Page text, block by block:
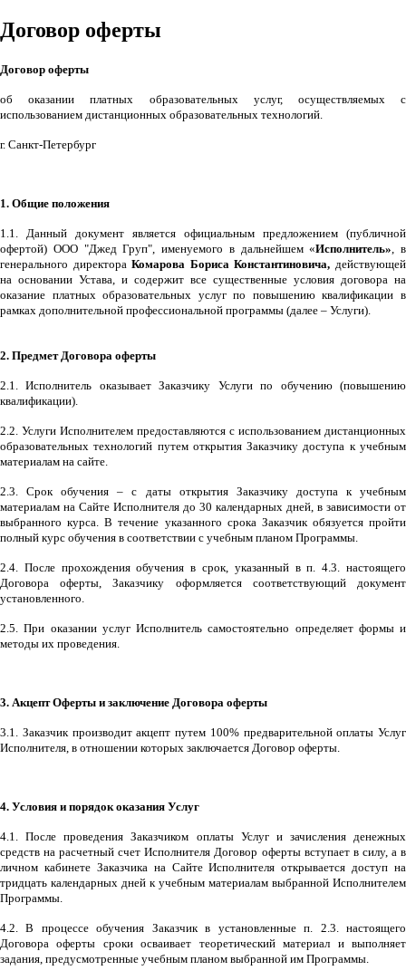
Договор оферты
Договор оферты
об оказании платных образовательных услуг, осуществляемых с
использованием дистанционных образовательных технологий.
г. Санкт-Петербург
1. Общие положения
1.1. Данный документ является официальным предложением (публичной
офертой) ООО "Джед Груп", именуемого в дальнейшем «Исполнитель» , в
генерального директораКомарова Бориса Константиновича, действующей
на основании Устава, и содержит все существенные условия договора на
оказание платных образовательных услуг по повышению квалификации в
рамках дополнительной профессиональной программы (далее – Услуги).
2. Предмет Договора оферты
2.1. Исполнитель оказывает Заказчику Услуги по обучению (повышению
квалификации).
2.2. Услуги Исполнителем предоставляются с использованием дистанционных
образовательных технологий путем открытия Заказчику доступа к учебным
материалам на сайте.
2.3. Срок обучения – с даты открытия Заказчику доступа к учебным
материалам на Сайте Исполнителя до 30 календарных дней, в зависимости от
выбранного курса. В течение указанного срока Заказчик обязуется пройти
полный курс обучения в соответствии с учебным планом Программы.
2.4. После прохождения обучения в срок, указанный в п. 4.3. настоящего
Договора оферты, Заказчику оформляется соответствующий документ
установленного.
2.5. При оказании услуг Исполнитель самостоятельно определяет формы и
методы их проведения.
3. Акцепт Оферты и заключение Договора оферты
3.1. Заказчик производит акцепт путем 100% предварительной оплаты Услуг
Исполнителя, в отношении которых заключается Договор оферты.
4. Условия и порядок оказания Услуг
4.1. После проведения Заказчиком оплаты Услуг и зачисления денежных
средств на расчетный счет Исполнителя Договор оферты вступает в силу, а в
личном кабинете Заказчика на Сайте Исполнителя открывается доступ на
тридцать календарных дней к учебным материалам выбранной Исполнителем
Программы.
4.2. В процессе обучения Заказчик в установленные п. 2.3. настоящего
Договора оферты сроки осваивает теоретический материал и выполняет
задания, предусмотренные учебным планом выбранной им Программы.